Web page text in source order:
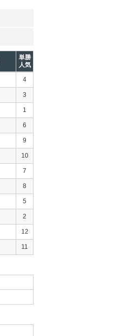
単勝
人気
4
3
1
6
9
10
7
8
5
2
12
11